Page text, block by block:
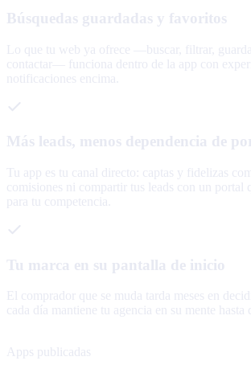
Búsquedas guardadas y favoritos
Lo que tu web ya ofrece —buscar, filtrar,
contactar— funciona dentro de la app con
notificaciones encima.
Más leads, menos dependencia de
Tu app es tu canal directo: captas y fidelizas
comisiones ni compartir tus leads con un portal
para tu competencia.
Tu marca en su pantalla de inicio
El comprador que se muda tarda meses en
cada día mantiene tu agencia en su mente hasta
Apps publicadas